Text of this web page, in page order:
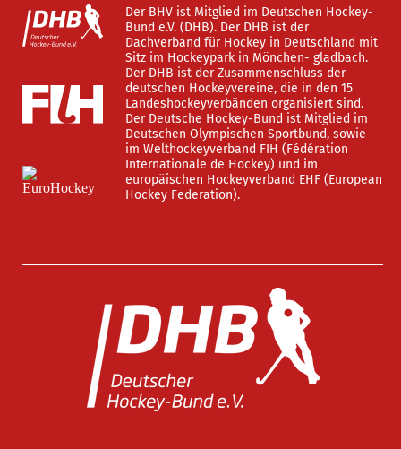
Der BHV ist Mitglied im Deutschen Hockey-
Bund e.V. (DHB). Der DHB ist der
Dachverband für Hockey in Deutschland mit
Sitz im Hockeypark in Mönchen- gladbach.
Der DHB ist der Zusammenschluss der
deutschen Hockeyvereine, die in den 15
Landeshockeyverbänden organisiert sind.
Der Deutsche Hockey-Bund ist Mitglied im
Deutschen Olympischen Sportbund, sowie
im Welthockeyverband FIH (Fédération
Internationale de Hockey) und im
europäischen Hockeyverband EHF (European
Hockey Federation).